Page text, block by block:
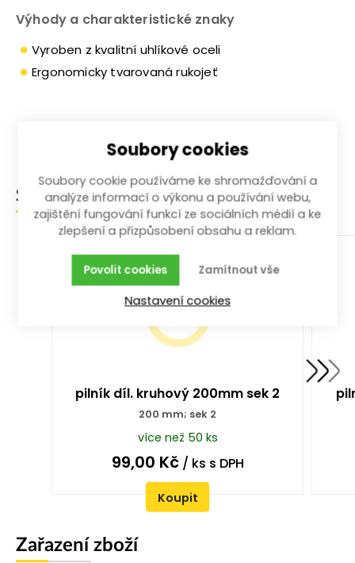
Výhody a charakteristické znaky
Vyroben z kvalitní uhlíkové oceli
Ergonomicky tvarovaná rukojeť
Související produkty
pilník díl. kruhový 200mm sek 2
200 mm; sek 2
více než 50 ks
99,00 Kč/ ks s DPH
Koupit
Zařazení zboží
Soubory cookies
Soubory cookie používáme ke shromažďování a
analýze informací o výkonu a používání webu,
zajištění fungování funkcí ze sociálních médií a ke
zlepšení a přizpůsobení obsahu a reklam.
Zamítnout vše
Povolit cookies
Nastavení cookies